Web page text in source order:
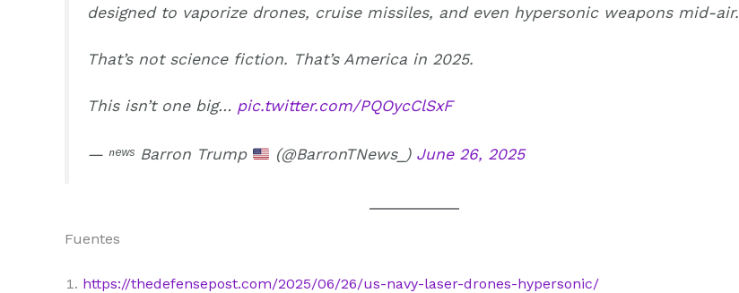
designed to vaporize drones, cruise missiles, and even hypersonic weapons mid-air.
That’s not science fiction. That’s America in 2025.
This isn’t one big… pic.twitter.com/PQOycClSxF
— ⁿᵉʷˢ Barron Trump (@BarronTNews_) June 26, 2025
Fuentes
https://thedefensepost.com/2025/06/26/us-navy-laser-drones-hypersonic/